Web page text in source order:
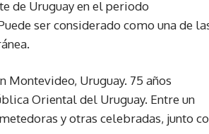
de Uruguay en el periodo
ser considerado como una de
Montevideo, Uruguay. 75 años
Oriental del Uruguay. Entre un
y otras celebradas, junto